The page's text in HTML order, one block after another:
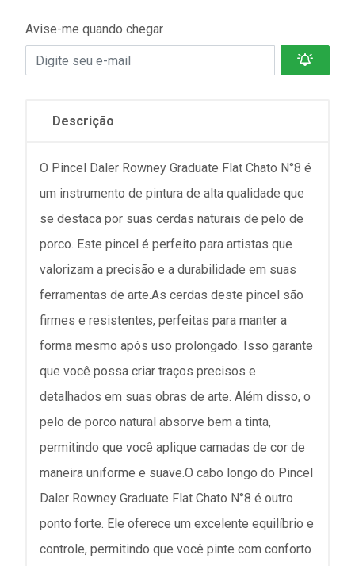
Avise-me quando chegar
Descrição
O Pincel Daler Rowney Graduate Flat Chato N°8 é
um instrumento de pintura de alta qualidade que
se destaca por suas cerdas naturais de pelo de
porco. Este pincel é perfeito para artistas que
valorizam a precisão e a durabilidade em suas
ferramentas de arte.As cerdas deste pincel são
firmes e resistentes, perfeitas para manter a
forma mesmo após uso prolongado. Isso garante
que você possa criar traços precisos e
detalhados em suas obras de arte. Além disso, o
pelo de porco natural absorve bem a tinta,
permitindo que você aplique camadas de cor de
maneira uniforme e suave.O cabo longo do Pincel
Daler Rowney Graduate Flat Chato N°8 é outro
ponto forte. Ele oferece um excelente equilíbrio e
controle, permitindo que você pinte com conforto